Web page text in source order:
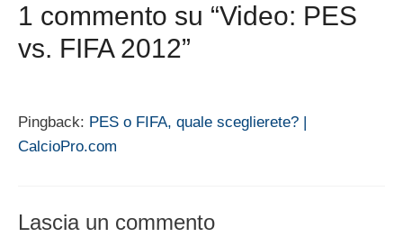
1 commento su “Video: PES
vs. FIFA 2012”
Pingback: PES o FIFA, quale sceglierete? |
CalcioPro.com
Lascia un commento